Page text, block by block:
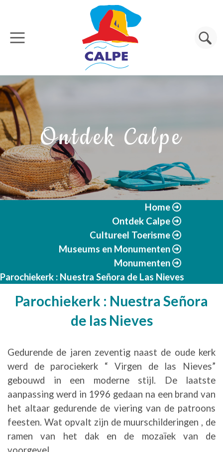
Overslaan en naar de inhoud gaan
Zoeken
Ontdek Calpe
Home
Ontdek Calpe
Cultureel Toerisme
Museums en Monumenten
Monumenten
Parochiekerk : Nuestra Señora de Las Nieves
Parochiekerk : Nuestra Señora
de las Nieves
Gedurende de jaren zeventig naast de oude kerk
werd de parociekerk “ Virgen de las Nieves”
gebouwd in een moderne stijl. De laatste
aanpassing werd in 1996 gedaan na een brand van
het altaar gedurende de viering van de patroons
feesten. Wat opvalt zijn de muurschilderingen , de
ramen van het dak en de mozaïek van de